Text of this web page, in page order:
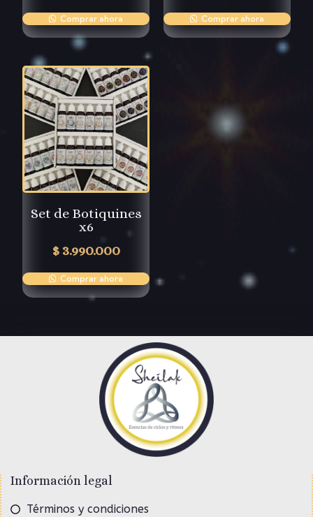
Comprar ahora Comprar ahora
Set de Botiquines
x6
$ 3.990.000
Comprar ahora
Información legal
Términos y condiciones